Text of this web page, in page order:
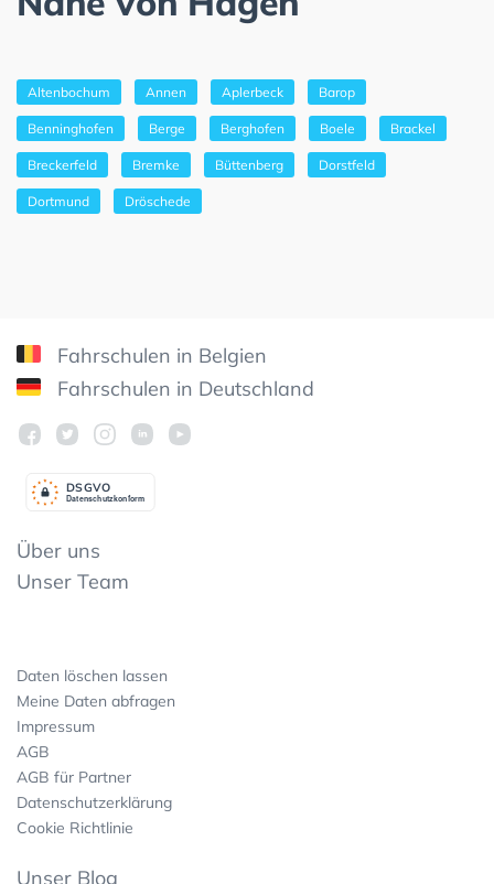
Altenbochum Annen Aplerbeck Barop
Benninghofen Berge Berghofen Boele Brackel
Breckerfeld Bremke Büttenberg Dorstfeld
Dortmund Dröschede
Fahrschulen in Belgien
Fahrschulen in Deutschland
Datenschutzkonform
DSGVO
Über uns
Unser Team
Daten löschen lassen
Meine Daten abfragen
Impressum
AGB
AGB für Partner
Datenschutzerklärung
Cookie Richtlinie
Unser Blog